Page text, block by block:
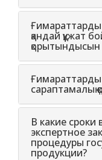
Ғимараттарды
қандай құжат
қорытындысын
Ғимараттарды
сараптамалық
В какие
экспертное
процедуры
продукции?